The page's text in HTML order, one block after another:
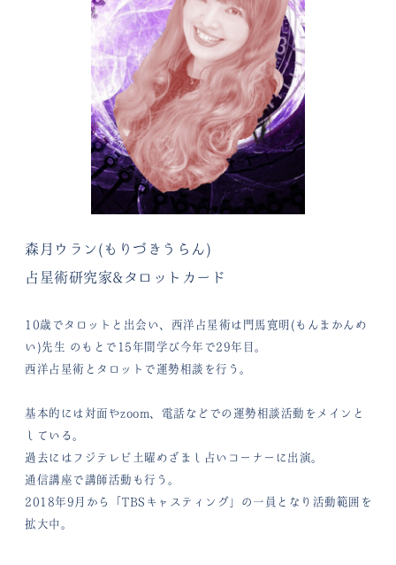
森月ウラン(もりづきうらん)
占星術研究家&タロットカード
10歳でタロットと出会い、西洋占星術は門馬寛明(もんまかんめ
い)先生
のもとで15年間学び今年で29年目。
西洋占星術とタロットで運勢相談を行う。
基本的には対面やzoom、電話などでの運勢相談活動をメインと
している。
過去にはフジテレビ土曜めざまし占いコーナーに出演。
通信講座で講師活動も行う。
2018年9月から「TBSキャスティング」の一員となり活動範囲を
拡大中。